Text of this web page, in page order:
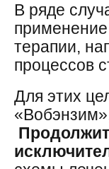
В ряде
терапии,
процессов
Для этих